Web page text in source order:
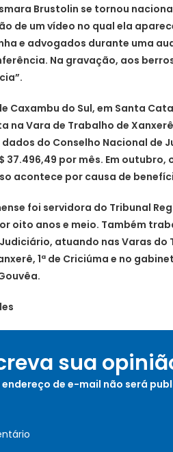
Brustolin se tornou
de um vídeo no qual ela
e advogados durante uma
Na gravação, aos
Caxambu do Sul, em Santa
na Vara de Trabalho de
dados do Conselho Nacional de
37.496,49 por mês. Em
acontece por causa de
foi servidora do Tribunal
oito anos e meio. Também
atuando nas Varas do
1ª de Criciúma e no
sua
endereço de e-mail não será